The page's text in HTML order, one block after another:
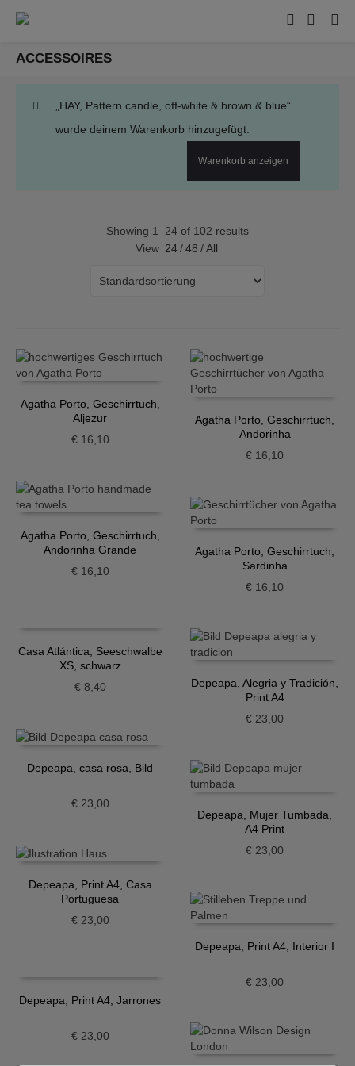
ACCESSOIRES
„HAY, Pattern candle, off-white & brown & blue“
wurde deinem Warenkorb hinzugefügt.
Warenkorb anzeigen
Showing 1–24 of 102 results
View 24 / 48 / All
Agatha Porto, Geschirrtuch,
Aljezur
€16,10
Agatha Porto, Geschirrtuch,
Andorinha
€ 16,10
Agatha Porto, Geschirrtuch,
Andorinha Grande
€16,10
Agatha Porto, Geschirrtuch,
Sardinha
€ 16,10
Casa Atlántica, Seeschwalbe
XS, schwarz
€8,40
Depeapa, Alegria y Tradición,
Print A4
€ 23,00
Depeapa, casa rosa, Bild
€23,00
Depeapa, Mujer Tumbada,
A4 Print
€ 23,00
Depeapa, Print A4, Casa
Portuguesa
€23,00
Depeapa, Print A4, Interior I
€ 23,00
Depeapa, Print A4, Jarrones
€23,00